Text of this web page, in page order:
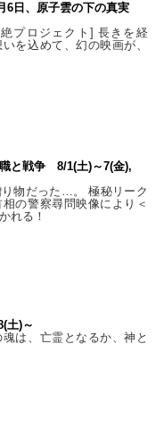
6日、原子雲の下の真実
プロジェクト] 長きを経
を込めて、幻の映画が、
と戦争 8/1(土)～7(金),
物だった…。 極秘リーク
の警察尋問映像により＜
れる！
土)～
は、亡霊となるか、神と